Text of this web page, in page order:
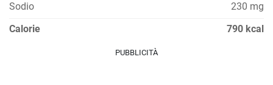
Sodio
230 mg
Calorie
790 kcal
PUBBLICITÀ